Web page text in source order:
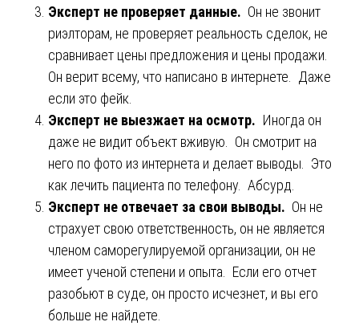
Эксперт не проверяет данные. Он не звонит
риэлторам, не проверяет реальность сделок, не
сравнивает цены предложения и цены продажи.
Он верит всему, что написано в интернете. Даже
если это фейк.
Эксперт не выезжает на осмотр. Иногда он
даже не видит объект вживую. Он смотрит на
него по фото из интернета и делает выводы. Это
как лечить пациента по телефону. Абсурд.
Эксперт не отвечает за свои выводы. Он не
страхует свою ответственность, он не является
членом саморегулируемой организации, он не
имеет ученой степени и опыта. Если его отчет
разобьют в суде, он просто исчезнет, и вы его
больше не найдете.